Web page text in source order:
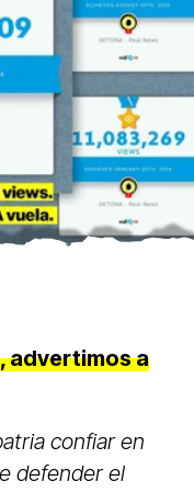
advertimos a
confiar en
defender el